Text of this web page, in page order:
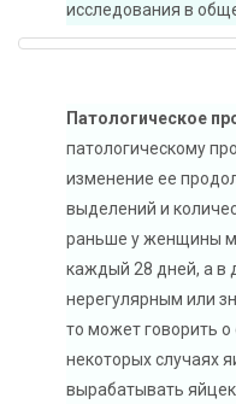
исследования в
Патологическое
патологическому
изменение ее
выделений и
раньше у женщины
каждый 28 дней, а в
нерегулярным или
то может говорить
некоторых случаях
вырабатывать